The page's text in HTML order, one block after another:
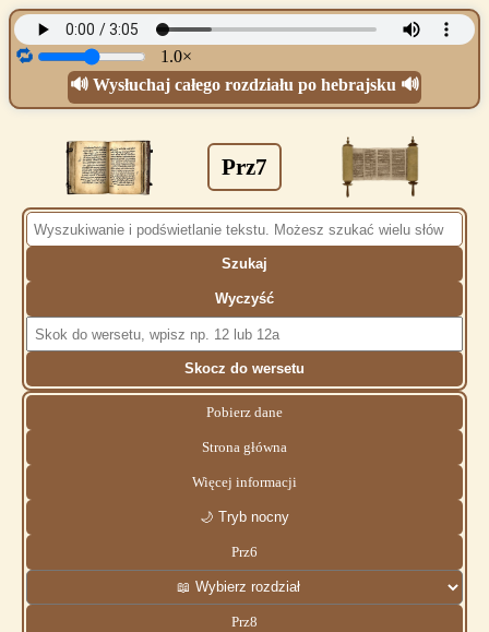
🔁
1.0×
🔊 Wysłuchaj całego rozdziału po hebrajsku 🔊
Prz7
Szukaj
Wyczyść
Skocz do wersetu
Pobierz dane
Strona główna
Więcej informacji
🌙 Tryb nocny
Prz6
Prz8